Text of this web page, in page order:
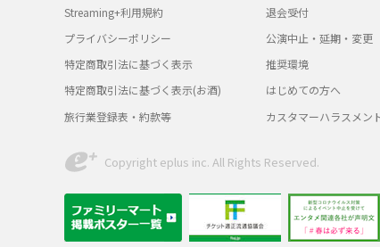
Streaming+利用規約
プライバシーポリシー
特定商取引法に基づく表示
特定商取引法に基づく表示(お酒)
旅行業登録表・約款等
退会受付
公演中止・延期・変更
推奨環境
はじめての方へ
カスタマーハラスメン
Copyright eplus inc. All Rights Reserved.